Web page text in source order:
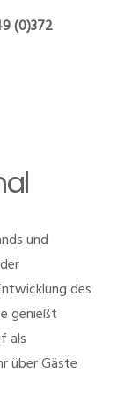
(0)372
und
des
genießt
als
über Gäste